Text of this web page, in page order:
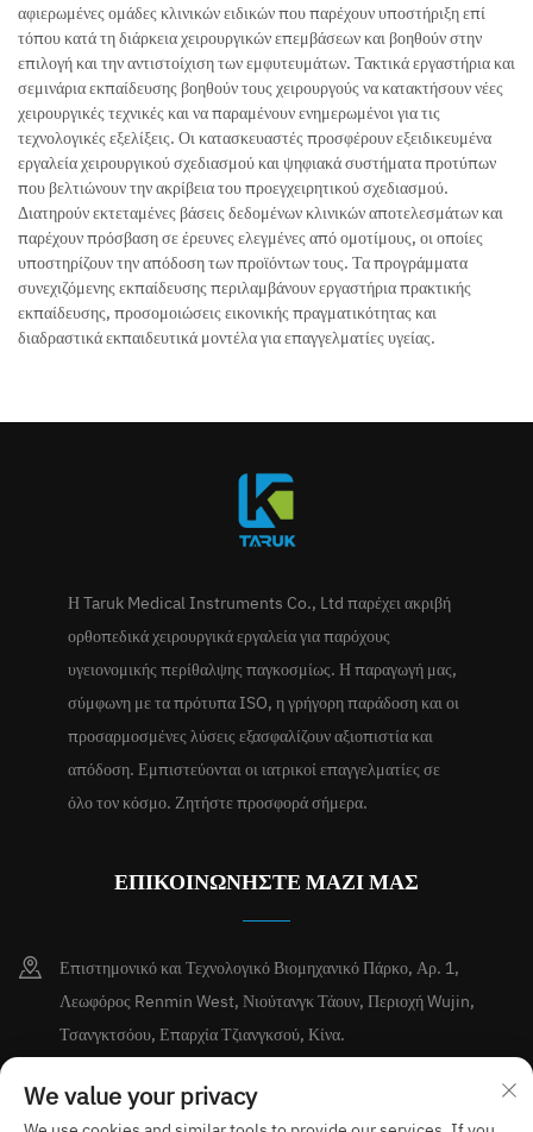
αφιερωμένες ομάδες κλινικών ειδικών που παρέχουν υποστήριξη επί
τόπου κατά τη διάρκεια χειρουργικών επεμβάσεων και βοηθούν στην
επιλογή και την αντιστοίχιση των εμφυτευμάτων. Τακτικά εργαστήρια και
σεμινάρια εκπαίδευσης βοηθούν τους χειρουργούς να κατακτήσουν νέες
χειρουργικές τεχνικές και να παραμένουν ενημερωμένοι για τις
τεχνολογικές εξελίξεις. Οι κατασκευαστές προσφέρουν εξειδικευμένα
εργαλεία χειρουργικού σχεδιασμού και ψηφιακά συστήματα προτύπων
που βελτιώνουν την ακρίβεια του προεγχειρητικού σχεδιασμού.
Διατηρούν εκτεταμένες βάσεις δεδομένων κλινικών αποτελεσμάτων και
παρέχουν πρόσβαση σε έρευνες ελεγμένες από ομοτίμους, οι οποίες
υποστηρίζουν την απόδοση των προϊόντων τους. Τα προγράμματα
συνεχιζόμενης εκπαίδευσης περιλαμβάνουν εργαστήρια πρακτικής
εκπαίδευσης, προσομοιώσεις εικονικής πραγματικότητας και
διαδραστικά εκπαιδευτικά μοντέλα για επαγγελματίες υγείας.
Η Taruk Medical Instruments Co., Ltd παρέχει ακριβή
ορθοπεδικά χειρουργικά εργαλεία για παρόχους
υγειονομικής περίθαλψης παγκοσμίως. Η παραγωγή μας,
σύμφωνη με τα πρότυπα ISO, η γρήγορη παράδοση και οι
προσαρμοσμένες λύσεις εξασφαλίζουν αξιοπιστία και
απόδοση. Εμπιστεύονται οι ιατρικοί επαγγελματίες σε
όλο τον κόσμο. Ζητήστε προσφορά σήμερα.
ΕΠΙΚΟΙΝΩΝΗΣΤΕ ΜΑΖΙ ΜΑΣ
Επιστημονικό και Τεχνολογικό Βιομηχανικό Πάρκο, Αρ. 1,
Λεωφόρος Renmin West, Νιούτανγκ Τάουν, Περιοχή Wujin,
Τσανγκτσόου, Επαρχία Τζιανγκσού, Κίνα.
+86-15189713338
We value your privacy